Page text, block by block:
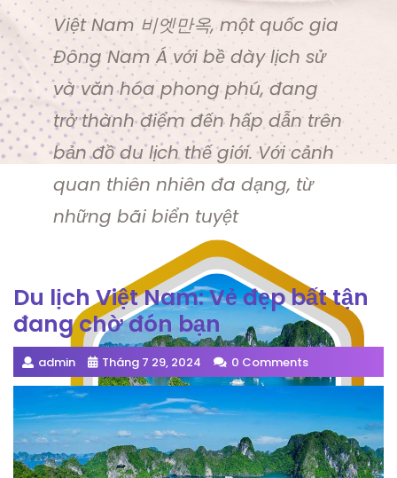
Việt Nam 비엣만옥, một quốc gia
Đông Nam Á với bề dày lịch sử
và văn hóa phong phú, đang
trở thành điểm đến hấp dẫn trên
bản đồ du lịch thế giới. Với cảnh
quan thiên nhiên đa dạng, từ
những bãi biển tuyệt
Du lịch Việt Nam: Vẻ đẹp bất tận
đang chờ đón bạn
admin Tháng 7 29, 2024 0 Comments